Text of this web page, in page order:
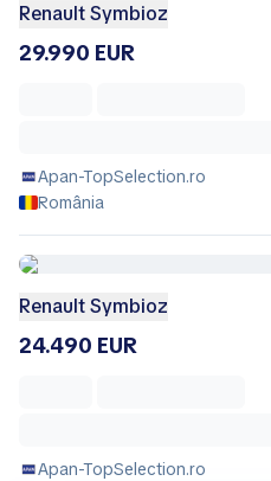
Renault Symbioz
29.990 EUR
Apan-TopSelection.ro
România
Renault Symbioz
24.490 EUR
Apan-TopSelection.ro